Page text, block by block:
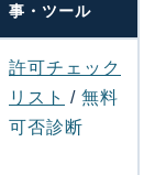
事・ツール
許可チェック
リスト / 無料
可否診断